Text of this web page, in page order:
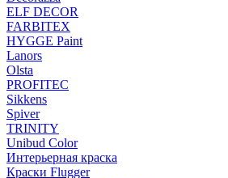
ELF DECOR
FARBITEX
HYGGE Paint
Lanors
Olsta
PROFITEC
Sikkens
Spiver
TRINITY
Unibud Color
Интерьерная краска
Краски Flugger